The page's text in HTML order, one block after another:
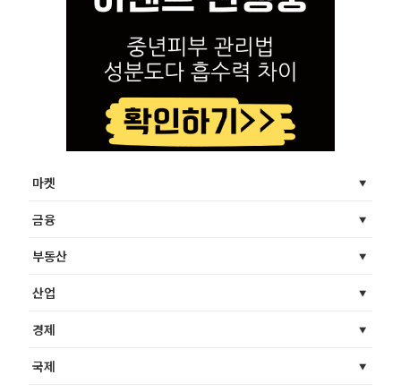
마켓
금융
부동산
산업
경제
국제